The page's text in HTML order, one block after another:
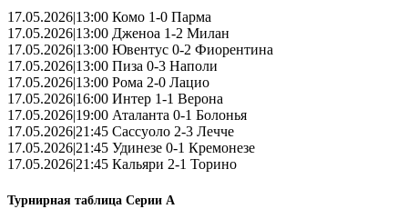
17.05.2026|13:00 Комо 1-0 Парма
17.05.2026|13:00 Дженоа 1-2 Милан
17.05.2026|13:00 Ювентус 0-2 Фиорентина
17.05.2026|13:00 Пиза 0-3 Наполи
17.05.2026|13:00 Рома 2-0 Лацио
17.05.2026|16:00 Интер 1-1 Верона
17.05.2026|19:00 Аталанта 0-1 Болонья
17.05.2026|21:45 Сассуоло 2-3 Лечче
17.05.2026|21:45 Удинезе 0-1 Кремонезе
17.05.2026|21:45 Кальяри 2-1 Торино
Турнирная таблица Серии А